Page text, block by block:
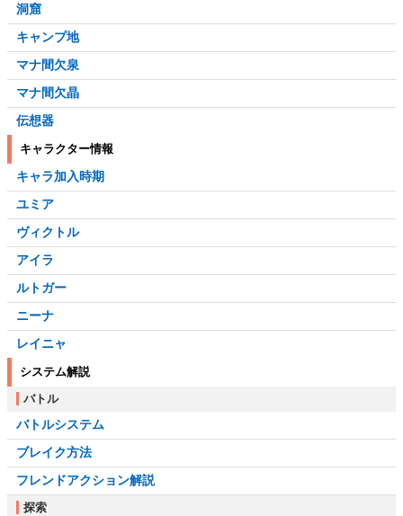
洞窟
キャンプ地
マナ間欠泉
マナ間欠晶
伝想器
キャラクター情報
キャラ加入時期
ユミア
ヴィクトル
アイラ
ルトガー
ニーナ
レイニャ
システム解説
バトル
バトルシステム
ブレイク方法
フレンドアクション解説
探索